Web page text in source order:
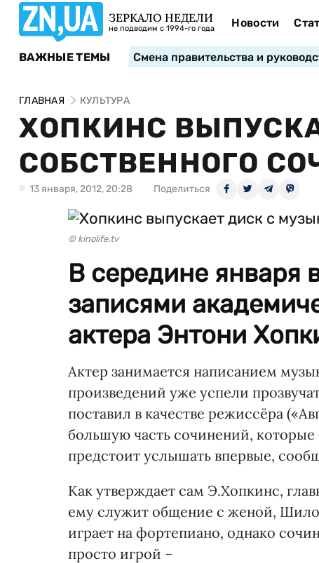
ЗЕРКАЛО НЕДЕЛИ
не подводим с 1994-го года Новости
ВАЖНЫЕ ТЕМЫ Смена правительства и
ГЛАВНАЯ КУЛЬТУРА
ХОПКИНС
СОБСТВЕННОГО
13 января, 2012, 20:28 Поделиться
© kinolife.tv
В середине января
записями
актера Энтони
Актер занимается написанием
произведений уже успели
поставил в качестве режиссёра
большую часть сочинений, которые
предстоит услышать впервые,
Как утверждает сам Э.Хопкинс,
ему служит общение с женой,
играет на фортепиано, однако
просто игрой –